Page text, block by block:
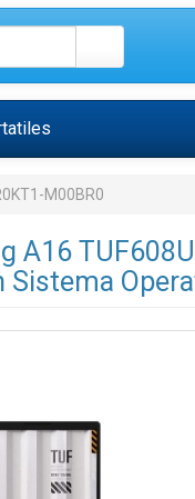
M00BR0
A16
Sistema